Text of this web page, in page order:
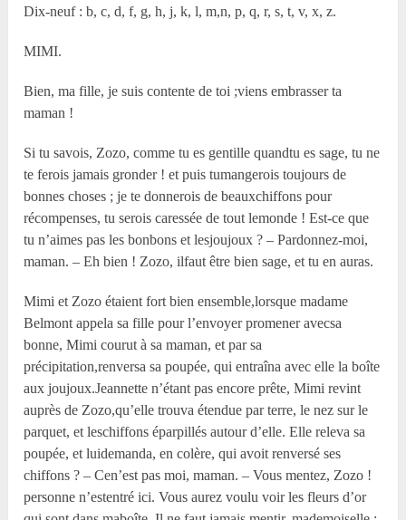
Dix-neuf : b, c, d, f, g, h, j, k, l, m,n, p, q, r, s, t, v, x, z.
MIMI.
Bien, ma fille, je suis contente de toi ;viens embrasser ta
maman !
Si tu savois, Zozo, comme tu es gentille quandtu es sage, tu ne
te ferois jamais gronder ! et puis tumangerois toujours de
bonnes choses ; je te donnerois de beauxchiffons pour
récompenses, tu serois caressée de tout lemonde ! Est-ce que
tu n’aimes pas les bonbons et lesjoujoux ? – Pardonnez-moi,
maman. – Eh bien ! Zozo, ilfaut être bien sage, et tu en auras.
Mimi et Zozo étaient fort bien ensemble,lorsque madame
Belmont appela sa fille pour l’envoyer promener avecsa
bonne, Mimi courut à sa maman, et par sa
précipitation,renversa sa poupée, qui entraîna avec elle la boîte
aux joujoux.Jeannette n’étant pas encore prête, Mimi revint
auprès de Zozo,qu’elle trouva étendue par terre, le nez sur le
parquet, et leschiffons éparpillés autour d’elle. Elle releva sa
poupée, et luidemanda, en colère, qui avoit renversé ses
chiffons ? – Cen’est pas moi, maman. – Vous mentez, Zozo !
personne n’estentré ici. Vous aurez voulu voir les fleurs d’or